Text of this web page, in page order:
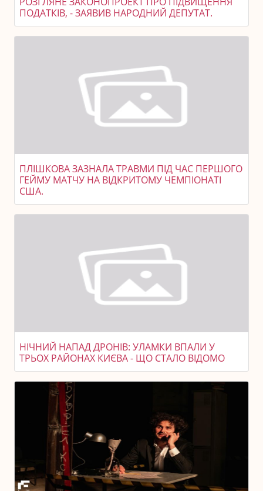
ПОДАТКІВ, - ЗАЯВИВ НАРОДНИЙ ДЕПУТАТ.
ПЛІШКОВА ЗАЗНАЛА ТРАВМИ ПІД ЧАС ПЕРШОГО
ГЕЙМУ МАТЧУ НА ВІДКРИТОМУ ЧЕМПІОНАТІ
США.
НІЧНИЙ НАПАД ДРОНІВ: УЛАМКИ ВПАЛИ У
ТРЬОХ РАЙОНАХ КИЄВА - ЩО СТАЛО ВІДОМО